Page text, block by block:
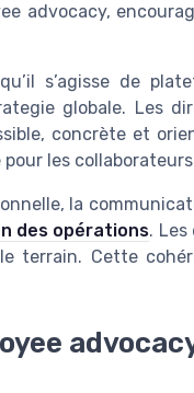
advocacy,
s’agisse de
globale. Les
concrète et
les
la
des opérations.
terrain. Cette